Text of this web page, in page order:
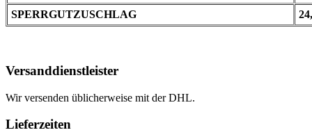
SPERRGUTZUSCHLAG
Versanddienstleister
Wir versenden üblicherweise mit der DHL.
Lieferzeiten